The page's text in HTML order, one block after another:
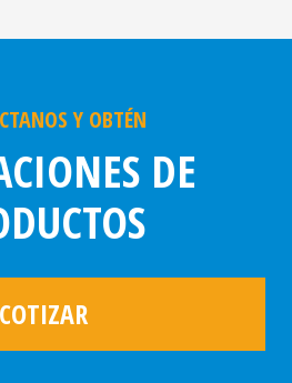
Y OBTÉN
DE
COTIZAR